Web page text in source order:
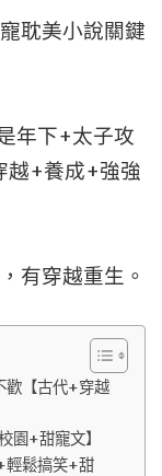
耽美小說關鍵
年下+太子攻
越+養成+強強
有穿越重生。
歡【古代+穿越
園+甜寵文】
輕鬆搞笑+甜